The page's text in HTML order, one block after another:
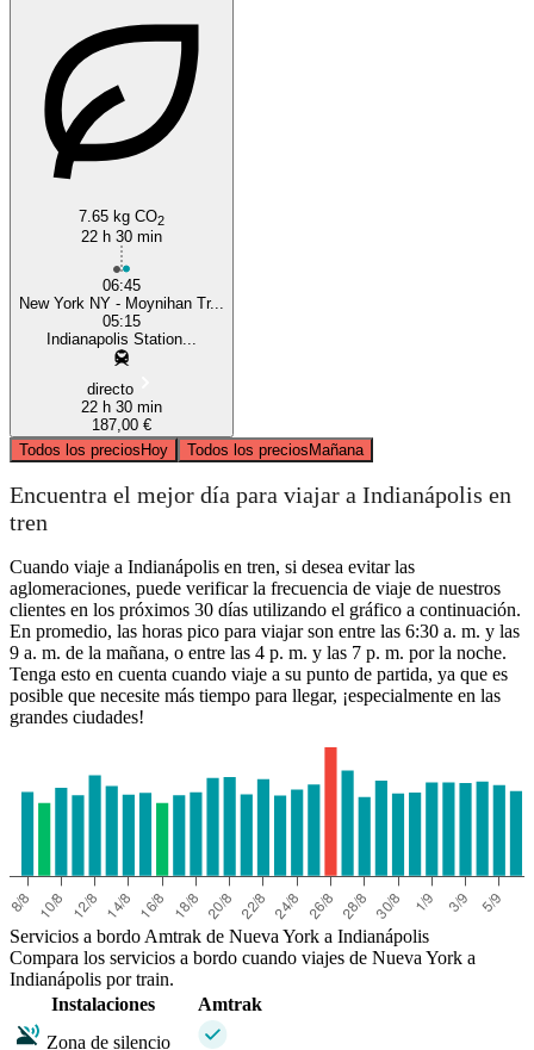
Indianapolis, IN
7.65 kg CO2
22 h 30 min
06:45
New York NY - Moynihan Tr...
05:15
Indianapolis Station...
directo
22 h 30 min
187,00 €
Todos los preciosHoy Todos los preciosMañana
Encuentra el mejor día para viajar a Indianápolis en
tren
Cuando viaje a Indianápolis en tren, si desea evitar las
aglomeraciones, puede verificar la frecuencia de viaje de nuestros
clientes en los próximos 30 días utilizando el gráfico a continuación.
En promedio, las horas pico para viajar son entre las 6:30 a. m. y las
9 a. m. de la mañana, o entre las 4 p. m. y las 7 p. m. por la noche.
Tenga esto en cuenta cuando viaje a su punto de partida, ya que es
posible que necesite más tiempo para llegar, ¡especialmente en las
grandes ciudades!
Servicios a bordo Amtrak de Nueva York a Indianápolis
Compara los servicios a bordo cuando viajes de Nueva York a
Indianápolis por train.
Instalaciones
Amtrak
Zona de silencio